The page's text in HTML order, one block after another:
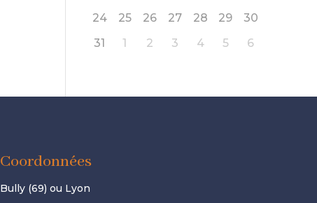
24
25 26 27 28 29
30
31
1 2 3 4 5 6
Coordonnées
Bully (69) ou Lyon